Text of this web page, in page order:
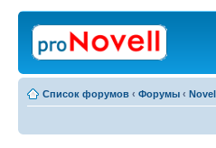
Список форумов ‹ Форумы ‹